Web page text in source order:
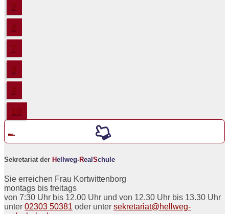
5
6
7
8
9
10
Sekretariat der Hellweg-Real Schule
Sie erreichen Frau Kortwittenborg
montags bis freitags
von 7:30 Uhr bis 12.00 Uhr und von 12.30 Uhr bis 13.30 Uhr
unter 02303 50381 oder unter sekretariat@hellweg-